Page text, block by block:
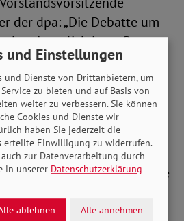
der dpa: „Die Debatte um
oder eigentlich jetzt ‚Rente
zynisch. Es kann doch
Menschen, die 45 Jahre
gezahlt haben, deshalb
sollen, weil sie noch zu
in Rente zu gehen, stellte
die mit ihrem Statement
ZEIT zitiert wurde, klar.
und Einstellungen
und Dienste von Drittanbietern, um
zu bieten und auf Basis von
weiter zu verbessern. Sie können
Cookies und Dienste wir
haben Sie jederzeit die
erteilte Einwilligung zu widerrufen.
zur Datenverarbeitung durch
in unserer Datenschutzerklärung
ablehnen Alle annehmen